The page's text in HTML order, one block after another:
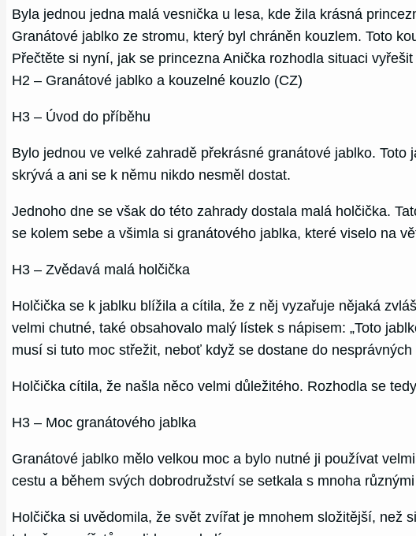
Byla jednou jedna malá vesnička u lesa, kde žila krásná
Granátové jablko ze stromu, který byl chráněn kouzlem. Toto
Přečtěte si nyní, jak se princezna Anička rozhodla situaci
H2 – Granátové jablko a kouzelné kouzlo (CZ)
H3 – Úvod do příběhu
Bylo jednou ve velké zahradě překrásné granátové jablko.
skrývá a ani se k němu nikdo nesměl dostat.
Jednoho dne se však do této zahrady dostala malá holčička.
se kolem sebe a všimla si granátového jablka, které viselo na
H3 – Zvědavá malá holčička
Holčička se k jablku blížila a cítila, že z něj vyzařuje nějaká
velmi chutné, také obsahovalo malý lístek s nápisem: „Toto
musí si tuto moc střežit, neboť když se dostane do
Holčička cítila, že našla něco velmi důležitého. Rozhodla se
H3 – Moc granátového jablka
Granátové jablko mělo velkou moc a bylo nutné ji používat
cestu a během svých dobrodružství se setkala s mnoha
Holčička si uvědomila, že svět zvířat je mnohem složitější, než